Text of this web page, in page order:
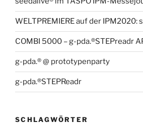
WELTPREMIERE auf der IPM2020:
COMBI 5000 – g-pda.®STEPreadr
g-pda.® @ prototypenparty
g-pda.®STEPReadr
SCHLAGWÖRTER